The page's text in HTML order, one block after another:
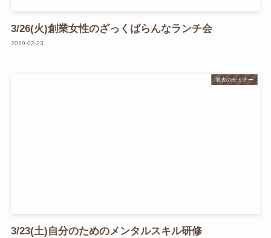
3/26(火)創業女性のざっくばらんなランチ会
2019-02-23
過去のセミナー
3/23(土)自分のためのメンタルスキル研修